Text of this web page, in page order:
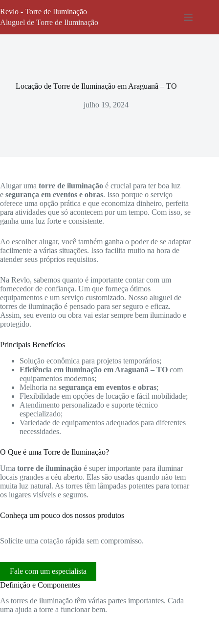
para
o
Revlo - Torre de Iluminação
Aluguel de Torre de Iluminação
Locação de Torre de Iluminação em Araguanã – TO
julho 19, 2024
Alugar uma torre de iluminação é crucial para ter boa luz
e segurança em eventos e obras. Isso porque o serviço
oferece uma opção prática e que economiza dinheiro, perfeita
para atividades que só acontecem por um tempo. Com isso, se
ganha uma luz forte e consistente.
Ao escolher alugar, você também ganha o poder de se adaptar
facilmente a várias situações. Isso facilita muito na hora de
atender seus próprios requisitos.
Na Revlo, sabemos quanto é importante contar com um
fornecedor de confiança. Um que forneça ótimos
equipamentos e um serviço customizado. Nosso aluguel de
torres de iluminação é pensado para ser seguro e eficaz.
Assim, seu evento ou obra vai estar sempre bem iluminado e
protegido.
Principais Benefícios
Solução econômica para projetos temporários;
Eficiência em iluminação em Araguanã – TO com
equipamentos modernos;
Melhoria na segurança em eventos e obras;
Flexibilidade em opções de locação e fácil mobilidade;
Atendimento personalizado e suporte técnico
especializado;
Variedade de equipamentos adequados para diferentes
necessidades.
O Que é uma Torre de Iluminação?
Uma torre de iluminação é super importante para iluminar
locais grandes a céu aberto. Elas são usadas quando não tem
muita luz natural. As torres têm lâmpadas potentes para tornar
os lugares visíveis e seguros.
Conheça um pouco dos nossos produtos
Solicite uma cotação rápida sem compromisso.
Fale com um especialista
Definição e Componentes
As torres de iluminação têm várias partes importantes. Cada
uma ajuda a torre a funcionar bem.